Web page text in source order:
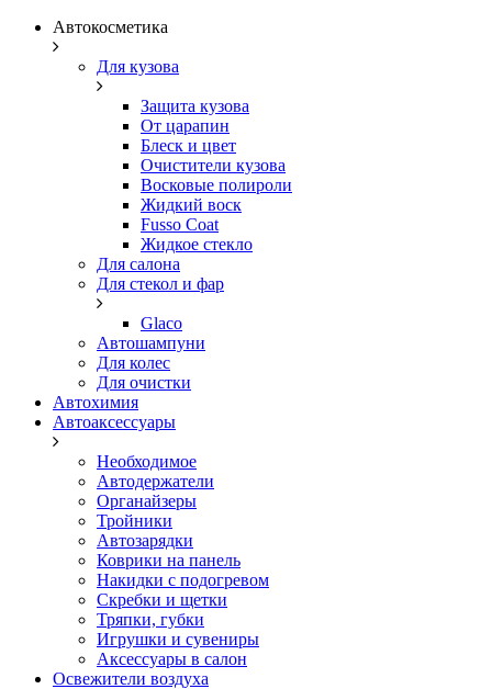
Автокосметика
Для кузова
Защита кузова
От царапин
Блеск и цвет
Очистители кузова
Восковые полироли
Жидкий воск
Fusso Coat
Жидкое стекло
Для салона
Для стекол и фар
Glaco
Автошампуни
Для колес
Для очистки
Автохимия
Автоаксессуары
Необходимое
Автодержатели
Органайзеры
Тройники
Автозарядки
Коврики на панель
Накидки с подогревом
Скребки и щетки
Тряпки, губки
Игрушки и сувениры
Аксессуары в салон
Освежители воздуха